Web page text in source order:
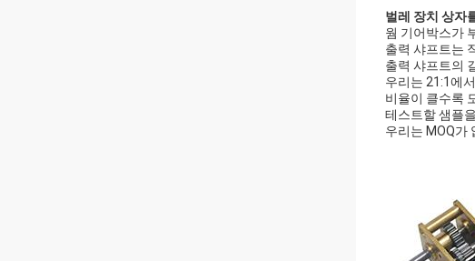
벌레 장치 상자
웜 기어박스가
출력 샤프트는
출력 샤프트의
우리는 21:1에
비율이 클수록
테스트할 샘플
우리는 MOQ가